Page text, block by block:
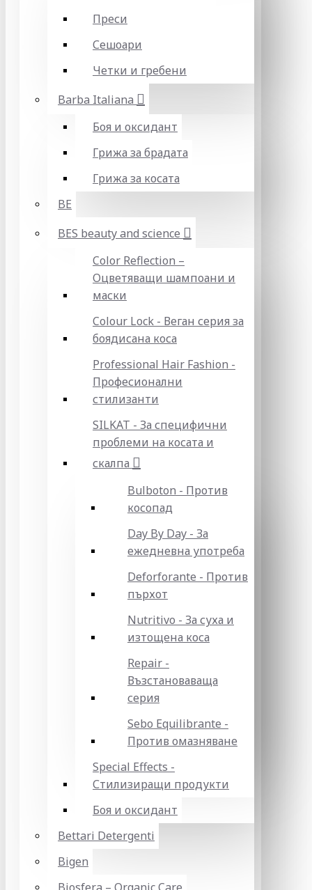
Преси
Сешоари
Четки и гребени
Barba Italiana
Боя и оксидант
Грижа за брадата
Грижа за косата
BE
BES beauty and science
Color Reflection –
Оцветяващи шампоани и
маски
Colour Lock - Веган серия за
боядисана коса
Professional Hair Fashion -
Професионални
стилизанти
SILKAT - За специфични
проблеми на косата и
скалпа
Bulboton - Против
косопад
Day By Day - За
ежедневна употреба
Deforforante - Против
пърхот
Nutritivo - За суха и
изтощена коса
Repair -
Възстановаваща
серия
Sebo Equilibrante -
Против омазняване
Special Effects -
Стилизиращи продукти
Боя и оксидант
Bettari Detergenti
Bigen